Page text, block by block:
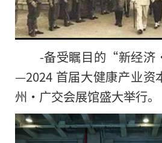
-备受瞩目的“新经
—2024 首届大健康产业
州·广交会展馆盛大举行。